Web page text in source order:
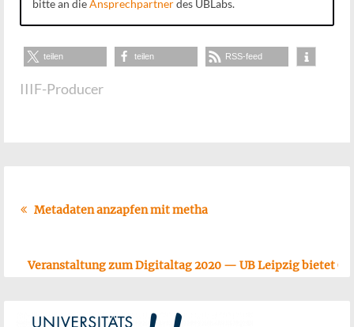
bit­te an dieAnsprech­part­nerdes UBLabs.
tei­len tei­len RSS-feed
IIIF-Producer
Metadaten anzapfen mit metha
Veranstaltung zum Digitaltag 2020 — UB Leipzig bietet